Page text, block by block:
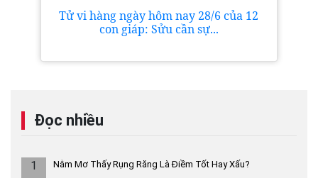
Tử vi hàng ngày hôm nay 28/6 của 12
con giáp: Sửu cần sự...
Đọc nhiều
1 Nằm Mơ Thấy Rụng Răng Là Điềm Tốt Hay Xấu?